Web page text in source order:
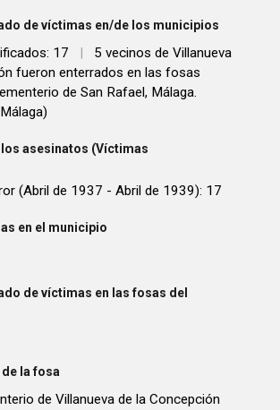
de víctimas en/de los municipios
17 |
5 vecinos de Villanueva
fueron enterrados en las fosas
de San Rafael, Málaga.
asesinatos (Víctimas
(Abril de 1937 - Abril de 1939): 17
en el municipio
de víctimas en las fosas del
la fosa
de Villanueva de la Concepción